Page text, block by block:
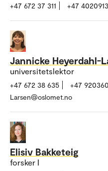
+47 672 37 311 +47
Jannicke Heyerdahl-
universitetslektor
+47 672 38 635 +47
Larsen@oslomet.no
Elisiv Bakketeig
forsker I